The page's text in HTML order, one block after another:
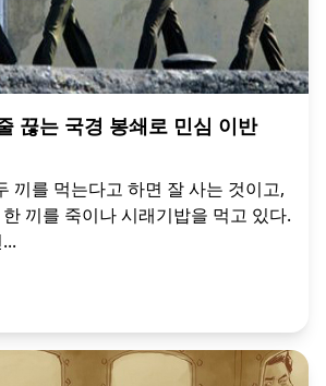
끊는 국경 봉쇄로 민심 이반
끼를 먹는다고 하면 잘 사는 것이고,
끼를 죽이나 시래기밥을 먹고 있다.